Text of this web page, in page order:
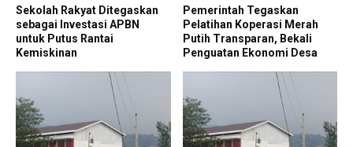
Sekolah Rakyat Ditegaskan
sebagai Investasi APBN
untuk Putus Rantai
Kemiskinan
Pemerintah Tegaskan
Pelatihan Koperasi Merah
Putih Transparan, Bekali
Penguatan Ekonomi Desa